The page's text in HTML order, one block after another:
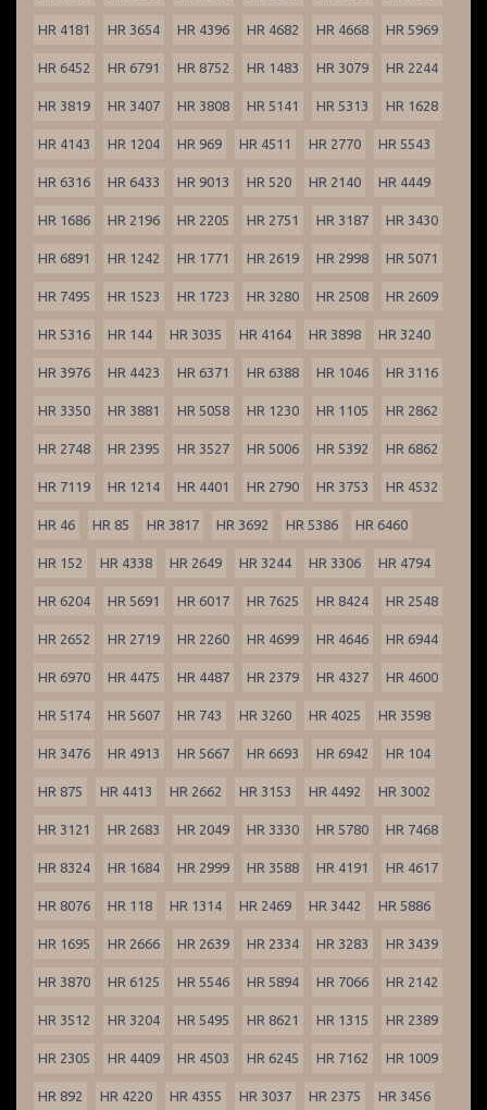
HR 4181 HR 3654 HR 4396 HR 4682 HR 4668 HR 5969
HR 6452 HR 6791 HR 8752 HR 1483 HR 3079 HR 2244
HR 3819 HR 3407 HR 3808 HR 5141 HR 5313 HR 1628
HR 4143 HR 1204 HR 969 HR 4511 HR 2770 HR 5543
HR 6316 HR 6433 HR 9013 HR 520 HR 2140 HR 4449
HR 1686 HR 2196 HR 2205 HR 2751 HR 3187 HR 3430
HR 6891 HR 1242 HR 1771 HR 2619 HR 2998 HR 5071
HR 7495 HR 1523 HR 1723 HR 3280 HR 2508 HR 2609
HR 5316 HR 144 HR 3035 HR 4164 HR 3898 HR 3240
HR 3976 HR 4423 HR 6371 HR 6388 HR 1046 HR 3116
HR 3350 HR 3881 HR 5058 HR 1230 HR 1105 HR 2862
HR 2748 HR 2395 HR 3527 HR 5006 HR 5392 HR 6862
HR 7119 HR 1214 HR 4401 HR 2790 HR 3753 HR 4532
HR 46 HR 85 HR 3817 HR 3692 HR 5386 HR 6460
HR 152 HR 4338 HR 2649 HR 3244 HR 3306 HR 4794
HR 6204 HR 5691 HR 6017 HR 7625 HR 8424 HR 2548
HR 2652 HR 2719 HR 2260 HR 4699 HR 4646 HR 6944
HR 6970 HR 4475 HR 4487 HR 2379 HR 4327 HR 4600
HR 5174 HR 5607 HR 743 HR 3260 HR 4025 HR 3598
HR 3476 HR 4913 HR 5667 HR 6693 HR 6942 HR 104
HR 875 HR 4413 HR 2662 HR 3153 HR 4492 HR 3002
HR 3121 HR 2683 HR 2049 HR 3330 HR 5780 HR 7468
HR 8324 HR 1684 HR 2999 HR 3588 HR 4191 HR 4617
HR 8076 HR 118 HR 1314 HR 2469 HR 3442 HR 5886
HR 1695 HR 2666 HR 2639 HR 2334 HR 3283 HR 3439
HR 3870 HR 6125 HR 5546 HR 5894 HR 7066 HR 2142
HR 3512 HR 3204 HR 5495 HR 8621 HR 1315 HR 2389
HR 2305 HR 4409 HR 4503 HR 6245 HR 7162 HR 1009
HR 892 HR 4220 HR 4355 HR 3037 HR 2375 HR 3456